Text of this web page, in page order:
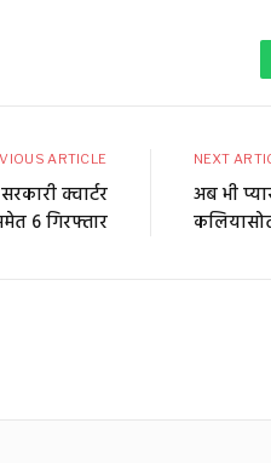
ARTICLE
क्वार्टर
6 गिरफ्तार
NEXT
अब भी